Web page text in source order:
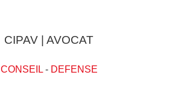
CIPAV | AVOCAT
CONSEIL- DEFENSE